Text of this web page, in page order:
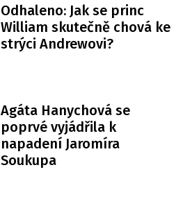
Odhaleno: Jak se princ
William skutečně chová ke
strýci Andrewovi?
Agáta Hanychová se
poprvé vyjádřila k
napadení Jaromíra
Soukupa